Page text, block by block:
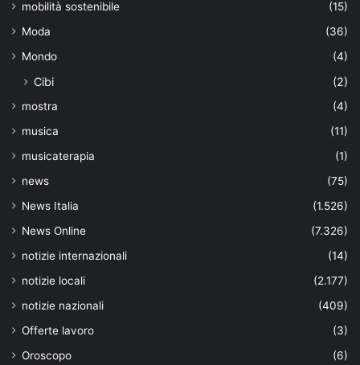
mobilità sostenibile
(15)
Moda
(36)
Mondo
(4)
Cibi (2)
mostra
(4)
musica
(11)
musicaterapia
(1)
news
(75)
News Italia
(1.526)
News Online
(7.326)
notizie internazionali
(14)
notizie locali
(2.177)
notizie nazionali
(409)
Offerte lavoro
(3)
Oroscopo
(6)